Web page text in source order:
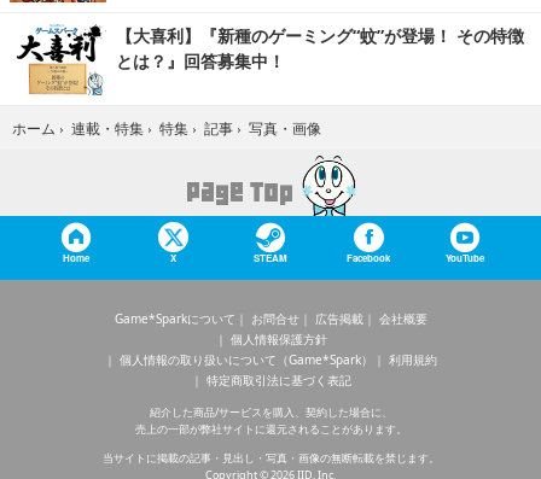
【大喜利】『新種のゲーミング“蚊”が登場！ その特徴
とは？』回答募集中！
ホーム › 連載・特集 › 特集 › 記事 › 写真・画像
Home X STEAM Facebook YouTube
Game*Sparkについて お問合せ 広告掲載
会社概要
個人情報保護方針
個人情報の取り扱いについて（Game*Spark）
利用規約
特定商取引法に基づく表記
紹介した商品/サービスを購入、契約した場合に、
売上の一部が弊社サイトに還元されることがあります。
当サイトに掲載の記事・見出し・写真・画像の無断転載を禁じます。
Copyright © 2026 IID, Inc.